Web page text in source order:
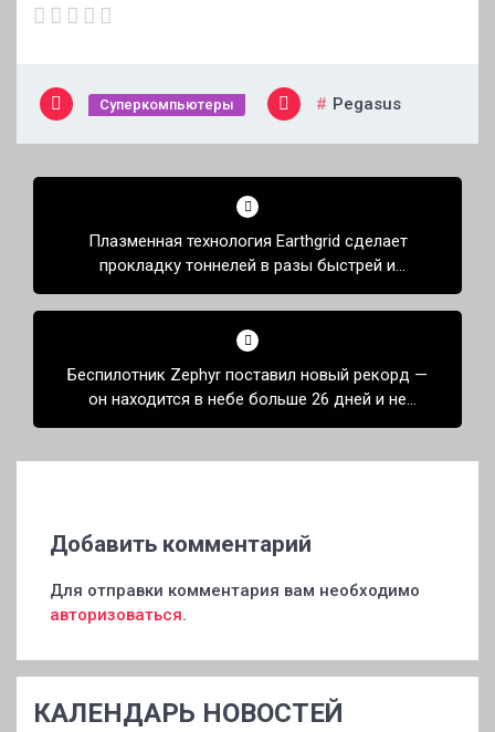
Суперкомпьютеры Pegasus
Навигация
записямПлазменная технология Earthgrid сделает
прокладку тоннелей в разы быстрей и
дешевле
Беспилотник Zephyr поставил новый рекорд —
он находится в небе больше 26 дней и не
собирается приземляться
Добавить комментарий
Для отправки комментария вам необходимо
авторизоваться.
КАЛЕНДАРЬ НОВОСТЕЙ